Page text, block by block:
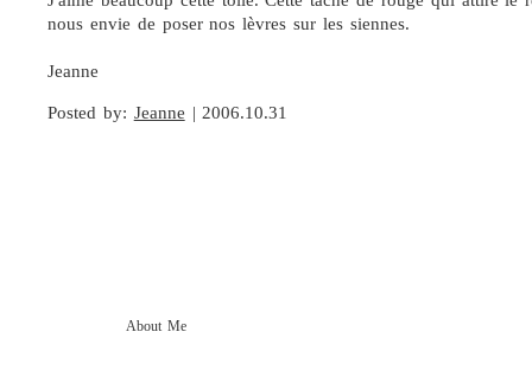
nous envie de poser nos lèvres sur les siennes.
Jeanne
Posted by: Jeanne | 2006.10.31
About Me